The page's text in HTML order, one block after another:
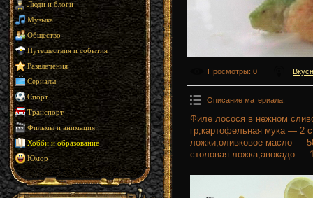
Люди и блоги
Музыка
Общество
Путешествия и события
Развлечения
Сериалы
Спорт
Транспорт
Фильмы и анимация
Хобби и образование
Юмор
Просмотры: 0
Описание материала:
Филе лосося в нежном
гр;картофельная мука — 2
ложки;оливковое масло —
столовая ложка;авокадо —